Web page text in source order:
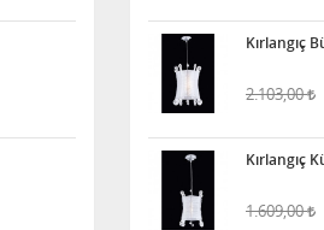
Kırlangıç
2.103,00
Kırlangıç
1.609,00